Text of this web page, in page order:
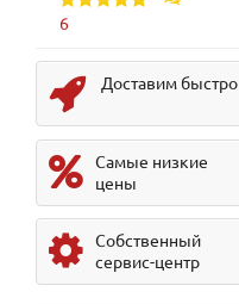
6
Доставим быстро
Самые низкие
цены
Собственный
сервис-центр